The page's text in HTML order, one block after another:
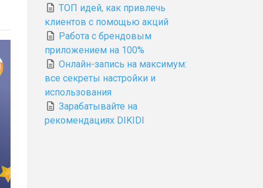
ТОП идей, как привлечь
клиентов с помощью акций
Работа с брендовым
приложением на 100%
Онлайн-запись на максимум:
все секреты настройки и
использования
Зарабатывайте на
рекомендациях DIKIDI